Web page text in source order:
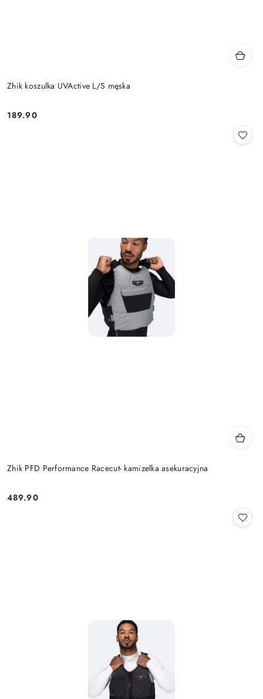
Zhik koszulka UVActive L/S męska
Cena:
189.90
Zhik PFD Performance Racecut- kamizelka asekuracyjna
Cena:
489.90